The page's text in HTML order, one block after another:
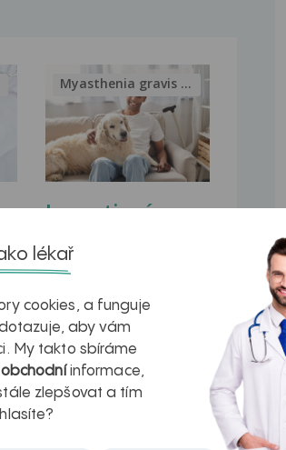
Inovativní
léčba
myastenie –
naděje pro ty,
kteří ji...
Myasthenia gravis – vše, co...
lékař
cookies, a funguje
aby vám
My takto sbíráme
obchodníinformace,
zlepšovat a tím